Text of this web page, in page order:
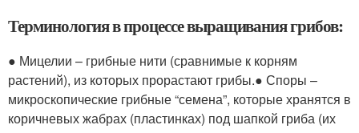
Терминология в процессе выращивания грибов:
● Мицелии – грибные нити (сравнимые к корням
растений), из которых прорастают грибы.● Споры –
микроскопические грибные “семена”, которые хранятся в
коричневых жабрах (пластинках) под шапкой гриба (их